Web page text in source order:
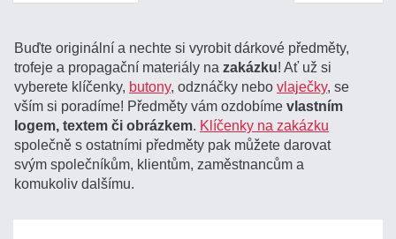
Buďte originální a nechte si vyrobit dárkové předměty,
trofeje a propagační materiály nazakázku! Ať už si
vyberete klíčenky, butony, odznáčky nebovlaječky, se
vším si poradíme! Předměty vám ozdobímevlastním
logem, textem či obrázkem. Klíčenky na zakázku
společně s ostatními předměty pak můžete darovat
svým společníkům, klientům, zaměstnancům a
komukoliv dalšímu.